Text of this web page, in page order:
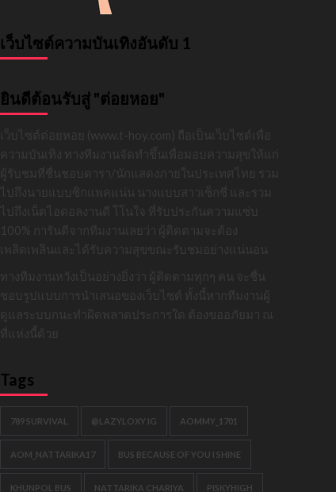
เว็บไซต์ความบันเทิงอันดับ 1
ยินดีต้อนรับสู่ "ต่อยหอย"
เว็บไซต์ต่อยหอย (www.t-hoy.com) ถือเป็นเว็บไซต์เพื่อ
ความบันเทิง ทางทีมงานจัดทำขึ้นเพื่อมอบความสุขให้แก่
ผู้รับชมที่ชื่นชอบดารา/นักแสดงภายในประเทศไทย รวม
ไปถึงนายแบบซิกแพคแน่น นางแบบสาวเซ็กซี่ และรวม
ไปถึงเน็ตไอดอลงานดี โโนใจ ที่รับประกันความแซ่บ
100% การันตีจากทีมงานเลยว่า ผู้ติดตามจะต้อง
เพลิดเพลินและได้รับความสุขขณะรับชมอย่างแน่นอน
ทางทีมงานหวังเป็นอย่างยิ่งว่า ผู้ติดตามทุกๆ คน จะชื่น
ชอบรูปแบบการนำเสนอของเว็บไซต์ ทั้งนี้หากทีมงานผู้
ดูแลระบบกนะทำผิดพลาดประการใด ต้องขออภัยมา ณ
ที่แห่งนี้ด้วย
Tags
789 SURVIVAL @LAZYLOXY IG AOMMY_1701
AOM_NATTARIKA17 BUS BECAUSE OF YOU I SHINE
KHUNPOL BUS NATTARIKA CHARIYA PISKYHIGH